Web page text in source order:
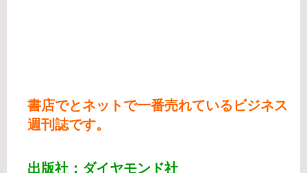
書店でとネットで一番売れているビジネス
週刊誌です。
出版社：ダイヤモンド社